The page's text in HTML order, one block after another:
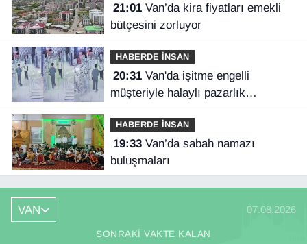
21:01Van’da kira fiyatları emekli
bütçesini zorluyor
HABERDE İNSAN
20:31Van'da işitme engelli
müşteriyle halaylı pazarlık
gülümsetti
HABERDE İNSAN
19:33Van’da sabah namazı
buluşmaları
VAN 07.08.2026
SONRAKI VAKTE KALAN